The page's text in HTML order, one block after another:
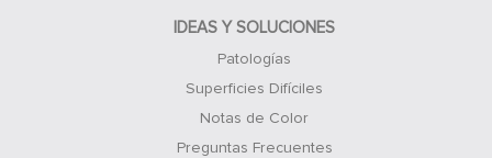
IDEAS Y SOLUCIONES
Patologías
Superficies Difíciles
Notas de Color
Preguntas Frecuentes